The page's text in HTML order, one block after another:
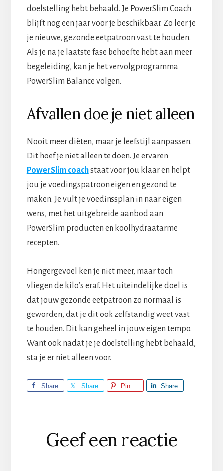
doelstelling hebt behaald. Je PowerSlim Coach
blijft nog een jaar voor je beschikbaar. Zo leer je
je nieuwe, gezonde eetpatroon vast te houden.
Als je na je laatste fase behoefte hebt aan meer
begeleiding, kan je het vervolgprogramma
PowerSlim Balance volgen.
Afvallen doe je niet alleen
Nooit meer diëten, maar je leefstijl aanpassen.
Dit hoef je niet alleen te doen. Je ervaren
PowerSlim coachstaat voor jou klaar en helpt
jou je voedingspatroon eigen en gezond te
maken. Je vult je voedinssplan in naar eigen
wens, met het uitgebreide aanbod aan
PowerSlim producten en koolhydraatarme
recepten.
Hongergevoel ken je niet meer, maar toch
vliegen de kilo’s eraf. Het uiteindelijke doel is
dat jouw gezonde eetpatroon zo normaal is
geworden, dat je dit ook zelfstandig weet vast
te houden. Dit kan geheel in jouw eigen tempo.
Want ook nadat je je doelstelling hebt behaald,
sta je er niet alleen voor.
Share Share Pin Share
Lees
Interacties
Geef een reactie